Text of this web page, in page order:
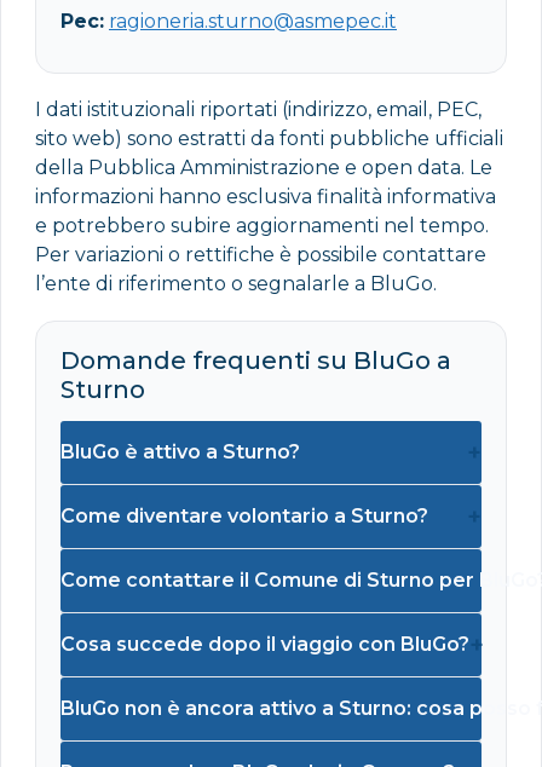
Pec: ragioneria.sturno@asmepec.it
I dati istituzionali riportati (indirizzo, email, PEC,
sito web) sono estratti da fonti pubbliche ufficiali
della Pubblica Amministrazione e open data. Le
informazioni hanno esclusiva finalità informativa
e potrebbero subire aggiornamenti nel tempo.
Per variazioni o rettifiche è possibile contattare
l’ente di riferimento o segnalarle a BluGo.
Domande frequenti su BluGo a
Sturno
BluGo è attivo a Sturno? +
Come diventare volontario a Sturno? +
Come contattare il Comune di Sturno per
Cosa succede dopo il viaggio con BluGo?+
BluGo non è ancora attivo a Sturno: cosa posso